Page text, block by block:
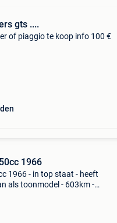
gts ....
of piaggio te koop info 100 €
1966
1966 - in top staat - heeft
als toonmodel - 603km -